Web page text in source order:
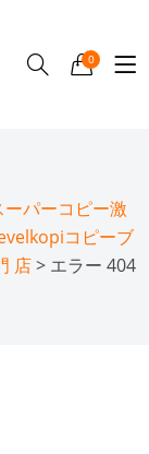
0
パーコピー激
コピーブ
店> エラー 404